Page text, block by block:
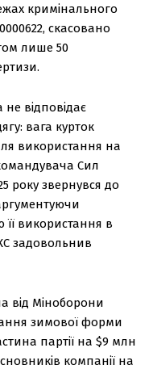
кримінального
скасовано
лише 50
відповідає
вага курток
використання на
Сил
року звернувся до
використання в
задовольнив
від Міноборони
зимової форми
партії на $9 млн
компанії на